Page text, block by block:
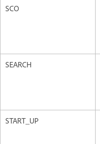
SCO
SEARCH
START_UP